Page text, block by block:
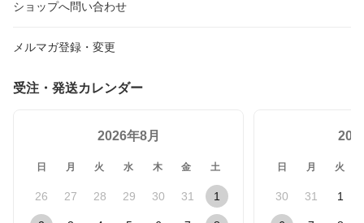
ショップへ問い合わせ
メルマガ登録・変更
受注・発送カレンダー
2026年8月
日 月 火 水 木 金 土
26 27 28 29 30 31 1
日 月 火
30 31 1